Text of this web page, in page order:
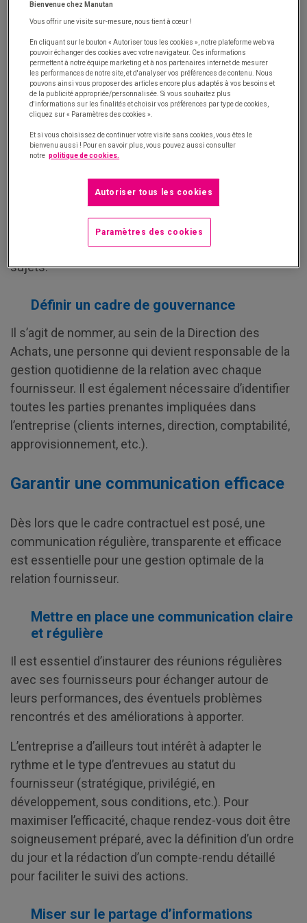
rupture du contrat en cas de dérive éventuelle qui
viendrait enrayer la collaboration avec ses
fournisseurs.
Mettre en place un mécanisme de
résolution des conflits
Une entreprise peut prévoir des mécanismes de
résolution des conflits en cas de litige, tels que la
est capital d’avoir des solutions amiables à
disposition pour maintenir des relations solides avec
ses fournisseurs, même en cas de différends.
L’équipe achats peut également être formée sur ces
sujets.
Définir un cadre de gouvernance
Il s’agit de nommer, au sein de la Direction des
Achats, une personne qui devient responsable de la
gestion quotidienne de la relation avec chaque
fournisseur. Il est également nécessaire d’identifier
toutes les parties prenantes impliquées dans
l’entreprise (clients internes, direction, comptabilité,
approvisionnement, etc.).
Garantir une communication efficace
Dès lors que le cadre contractuel est posé, une
communication régulière, transparente et efficace
est essentielle pour une gestion optimale de la
relation fournisseur.
Mettre en place une communication claire
et régulière
Il est essentiel d’instaurer des réunions régulières
avec ses fournisseurs pour échanger autour de
leurs performances, des éventuels problèmes
rencontrés et des améliorations à apporter.
L’entreprise a d’ailleurs tout intérêt à adapter le
rythme et le type d’entrevues au statut du
fournisseur (stratégique, privilégié, en
développement, sous conditions, etc.). Pour
maximiser l’efficacité, chaque rendez-vous doit être
soigneusement préparé, avec la définition d’un ordre
du jour et la rédaction d’un compte-rendu détaillé
pour faciliter le suivi des actions.
Miser sur le partage d’informations
Bienvenue chez Manutan
Vous offrir une visite sur-mesure, nous tient à cœur !
En cliquant sur le bouton « Autoriser tous les cookies », notre plateforme web va
pouvoir échanger des cookies avec votre navigateur. Ces informations
permettent à notre équipe marketing et à nos partenaires internet de mesurer
les performances de notre site, et d'analyser vos préférences de contenu. Nous
pouvons ainsi vous proposer des articles encore plus adaptés à vos besoins et
de la publicité appropriée/personnalisée. Si vous souhaitez plus
d'informations sur les finalités et choisir vos préférences par type de cookies,
cliquez sur « Paramètres des cookies ».
Et si vous choisissez de continuer votre visite sans cookies, vous êtes le
bienvenu aussi ! Pour en savoir plus, vous pouvez aussi consulter
notre politique de cookies.
Autoriser tous les cookies
Paramètres des cookies